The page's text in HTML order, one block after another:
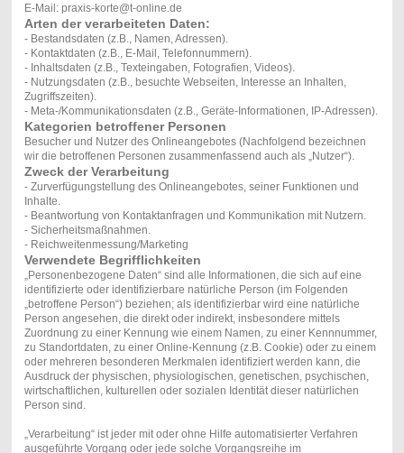
E-Mail: praxis-korte@t-online.de
Arten der verarbeiteten Daten:
- Bestandsdaten (z.B., Namen, Adressen).
- Kontaktdaten (z.B., E-Mail, Telefonnummern).
- Inhaltsdaten (z.B., Texteingaben, Fotografien, Videos).
- Nutzungsdaten (z.B., besuchte Webseiten, Interesse an Inhalten,
Zugriffszeiten).
- Meta-/Kommunikationsdaten (z.B., Geräte-Informationen, IP-Adressen).
Kategorien betroffener Personen
Besucher und Nutzer des Onlineangebotes (Nachfolgend bezeichnen
wir die betroffenen Personen zusammenfassend auch als „Nutzer“).
Zweck der Verarbeitung
- Zurverfügungstellung des Onlineangebotes, seiner Funktionen und
Inhalte.
- Beantwortung von Kontaktanfragen und Kommunikation mit Nutzern.
- Sicherheitsmaßnahmen.
- Reichweitenmessung/Marketing
Verwendete Begrifflichkeiten
„Personenbezogene Daten“ sind alle Informationen, die sich auf eine
identifizierte oder identifizierbare natürliche Person (im Folgenden
„betroffene Person“) beziehen; als identifizierbar wird eine natürliche
Person angesehen, die direkt oder indirekt, insbesondere mittels
Zuordnung zu einer Kennung wie einem Namen, zu einer Kennnummer,
zu Standortdaten, zu einer Online-Kennung (z.B. Cookie) oder zu einem
oder mehreren besonderen Merkmalen identifiziert werden kann, die
Ausdruck der physischen, physiologischen, genetischen, psychischen,
wirtschaftlichen, kulturellen oder sozialen Identität dieser natürlichen
Person sind.
„Verarbeitung“ ist jeder mit oder ohne Hilfe automatisierter Verfahren
ausgeführte Vorgang oder jede solche Vorgangsreihe im